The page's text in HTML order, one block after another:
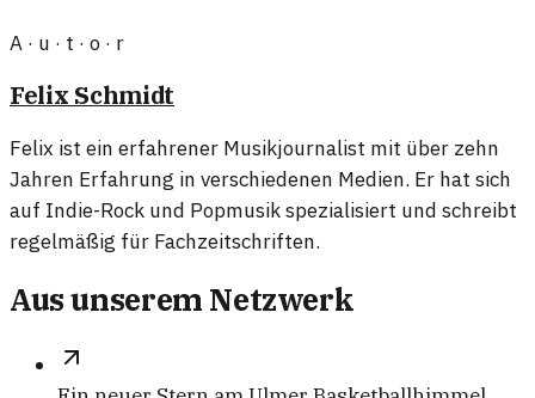
A · u · t · o · r
Felix Schmidt
Felix ist ein erfahrener Musikjournalist mit über zehn
Jahren Erfahrung in verschiedenen Medien. Er hat sich
auf Indie-Rock und Popmusik spezialisiert und schreibt
regelmäßig für Fachzeitschriften.
Aus unserem Netzwerk